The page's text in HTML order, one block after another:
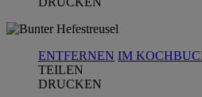
ENTFERNEN IM
TEILEN
DRUCKEN